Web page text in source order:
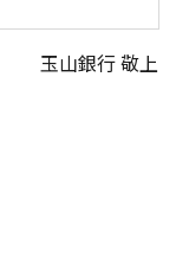
玉山銀行敬上